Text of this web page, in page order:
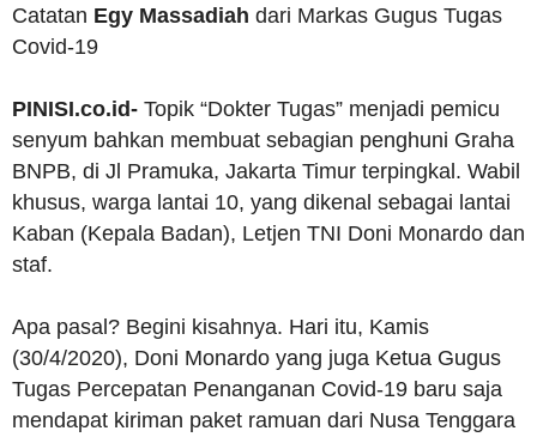
Catatan Egy Massadiah dari Markas Gugus Tugas
Covid-19
PINISI.co.id- Topik “Dokter Tugas” menjadi pemicu
senyum bahkan membuat sebagian penghuni Graha
BNPB, di Jl Pramuka, Jakarta Timur terpingkal. Wabil
khusus, warga lantai 10, yang dikenal sebagai lantai
Kaban (Kepala Badan), Letjen TNI Doni Monardo dan
staf.
Apa pasal? Begini kisahnya. Hari itu, Kamis
(30/4/2020), Doni Monardo yang juga Ketua Gugus
Tugas Percepatan Penanganan Covid-19 baru saja
mendapat kiriman paket ramuan dari Nusa Tenggara